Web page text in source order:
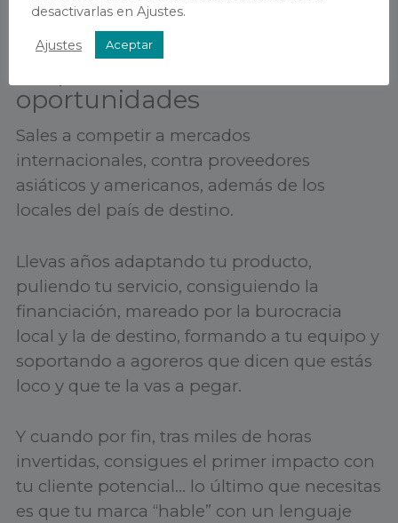
oportunidades
Sales a competir a mercados
internacionales, contra proveedores
asiáticos y americanos, además de los
locales del país de destino.
Llevas años adaptando tu producto,
puliendo tu servicio, consiguiendo la
financiación, mareado por la burocracia
local y la de destino, formando a tu equipo y
soportando a agoreros que dicen que estás
loco y que te la vas a pegar.
Y cuando por fin, tras miles de horas
invertidas, consigues el primer impacto con
tu cliente potencial… lo último que necesitas
es que tu marca “hable” con un lenguaje
desactivarlas en Ajustes.
Ajustes Aceptar